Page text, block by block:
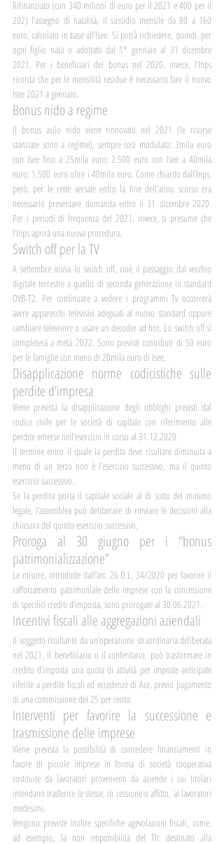
Rifinanziato (con 340 milioni di euro per il 2021 e 400 per il
202) l’assegno di natalità, il sussidio mensile da 80 a 160
euro, calcolato in base all’Isee. Si potrà richiedere, quindi, per
ogni figlio nato o adottato dal 1° gennaio al 31 dicembre
2021. Per i beneficiari del bonus nel 2020, invece, l’Inps
ricorda che per le mensilità residue è necessario fare il nuovo
Isee 2021 a gennaio.
Bonus nido a regime
Il bonus asilo nido viene rinnovato nel 2021 (le risorse
stanziate sono a regime), sempre così modulato: 3mila euro
con Isee fino a 25mila euro; 2.500 euro con Isee a 40mila
euro; 1.500 euro oltre i 40mila euro. Come chiarito dall’Inps,
però, per le rette versate entro la fine dell’anno scorso era
necessario presentare domanda entro il 31 dicembre 2020.
Per i periodi di frequenza del 2021, invece, si presume che
l’Inps aprirà una nuova procedura.
A settembre inizia lo switch off, cioè il passaggio dal vecchio
digitale terrestre a quello di seconda generazione in standard
DVB-T2. Per continuare a vedere i programmi Tv occorrerà
avere apparecchi televisivi adeguati al nuovo standard oppure
cambiare televisore o usare un decoder ad hoc. Lo switch off si
completerà a metà 2022. Sono previsti contributi di 50 euro
per le famiglie con meno di 20mila euro di Isee.
Disapplicazione norme codicistiche sulle
perdite d’impresa
Viene prevista la disapplicazione degli obblighi previsti dal
codice civile per le società di capitale con riferimento alle
perdite emerse nell’esercizio in corso al 31.12.2020.
Il termine entro il quale la perdita deve risultare diminuita a
meno di un terzo non è l’esercizio successivo, ma il quinto
esercizio successivo.
Se la perdita porta il capitale sociale al di sotto del minimo
legale, l’assemblea può deliberare di rinviare le decisioni alla
chiusura del quinto esercizio successivo.
Proroga al 30 giugno per i “bonus
Le misure, introdotte dall’art. 26 D.L. 34/2020 per favorire il
rafforzamento patrimoniale delle imprese con la concessione
di specifici crediti d’imposta, sono prorogate al 30.06.2021.
Incentivi fiscali alle aggregazioni aziendali
Il soggetto risultante da un’operazione straordinaria deliberata
nel 2021, il beneficiario o il conferitario, può trasformare in
credito d’imposta una quota di attività per imposte anticipate
riferite a perdite fiscali ed eccedenze di Ace, previo pagamento
di una commissione del 25 per cento.
Interventi per favorire la successione e
trasmissione delle imprese
Viene prevista la possibilità di concedere finanziamenti in
favore di piccole imprese in forma di società cooperativa
costituite da lavoratori provenienti da aziende i cui titolari
intendano trasferire le stesse, in cessione o affitto, ai lavoratori
medesimi.
Vengono previste inoltre specifiche agevolazioni fiscali, come,
ad esempio, la non imponibilità del Tfr destinato alla